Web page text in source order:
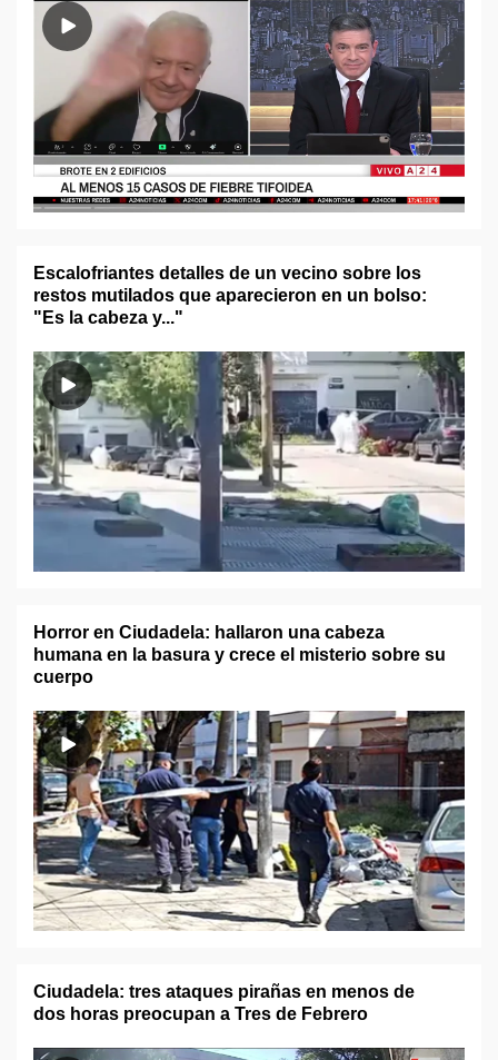
Escalofriantes detalles de un vecino sobre los
restos mutilados que aparecieron en un bolso:
"Es la cabeza y..."
Horror en Ciudadela: hallaron una cabeza
humana en la basura y crece el misterio sobre su
cuerpo
Ciudadela: tres ataques pirañas en menos de
dos horas preocupan a Tres de Febrero